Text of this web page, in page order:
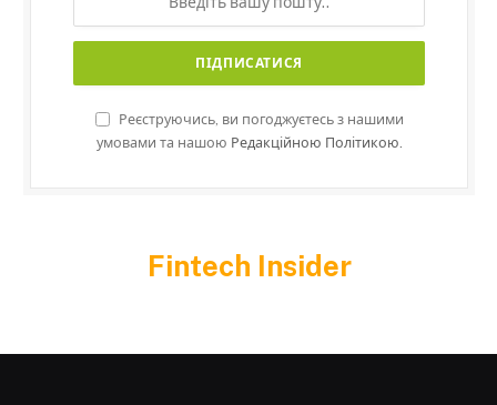
Реєструючись, ви погоджуєтесь з нашими
умовами та нашою Редакційною Політикою.
Fintech Insider